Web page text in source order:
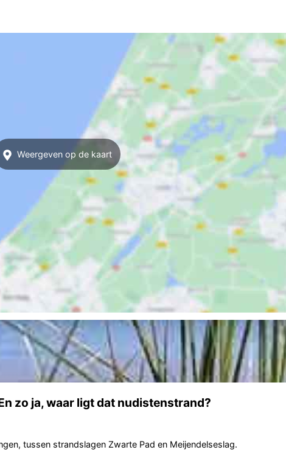
Weergeven op de kaart
zo ja, waar ligt dat nudistenstrand?
tussen strandslagen Zwarte Pad en Meijendelseslag.